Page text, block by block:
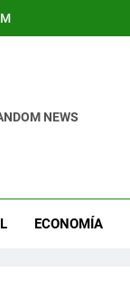
NEWS
ECONOMÍA